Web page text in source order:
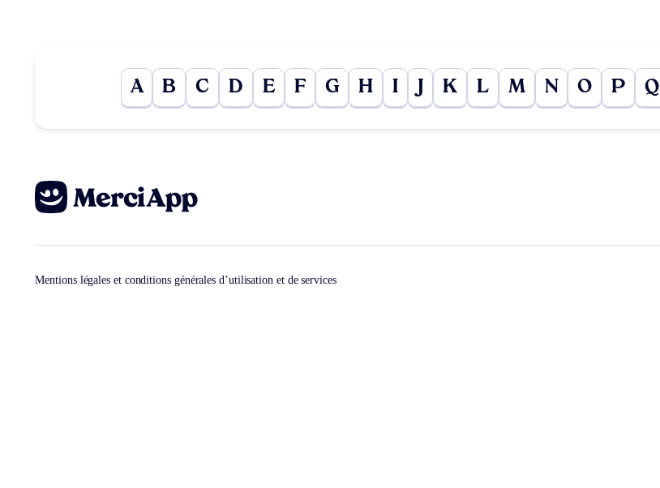
A B C D E F G H I K L M N O P Q
Mentions légales et conditions générales d’utilisation et de services